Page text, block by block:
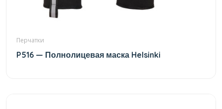
Перчатки
P516 — Полнолицевая маска Helsinki